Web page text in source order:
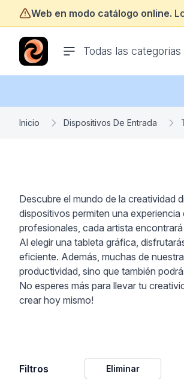
Web en modo catálogo online.
Todas las categorias
ofertasinformatica.com
Inicio Dispositivos De Entrada
Descubre el mundo de la creatividad
dispositivos permiten una
profesionales, cada artista
Al elegir una tableta gráfica,
eficiente. Además, muchas de
productividad, sino que también
No esperes más para llevar tu
crear hoy mismo!
Filtros Eliminar